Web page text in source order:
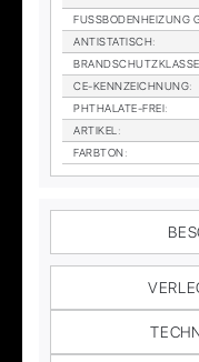
FUSS­BO­DEN­HEI­ZUNG
AN­TI­STA­TISCH:
BRAND­SCHUTZ­KLAS­SE
CE-KENN­ZEICH­NUNG:
PHTHA­LA­TE-FREI:
AR­TI­KEL:
FARB­TON: